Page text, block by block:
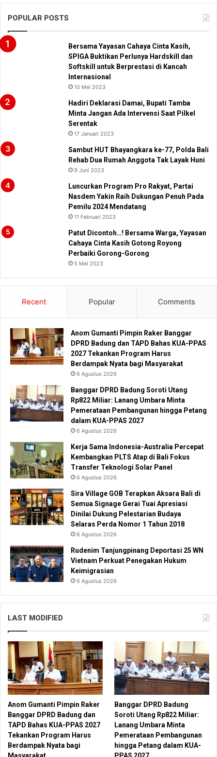
POPULAR POSTS
Bersama Yayasan Cahaya Cinta Kasih,
SPIGA Buktikan Perlunya Hardskill dan
Softskill untuk Berprestasi di Kancah
Internasional
10 Mei 2023
Hadiri Deklarasi Damai, Bupati Tamba
Minta Jangan Ada Intervensi Saat Pilkel
Serentak
17 Januari 2023
Sambut HUT Bhayangkara ke-77, Polda Bali
Rehab Dua Rumah Anggota Tak Layak Huni
9 Juni 2023
Luncurkan Program Pro Rakyat, Partai
Nasdem Yakin Raih Dukungan Penuh Pada
Pemilu 2024 Mendatang
11 Februari 2023
Patut Dicontoh…! Bersama Warga, Yayasan
Cahaya Cinta Kasih Gotong Royong
Perbaiki Gorong-Gorong
5 Mei 2023
Recent Popular Comments
Anom Gumanti Pimpin Raker Banggar
DPRD Badung dan TAPD Bahas KUA-PPAS
2027 Tekankan Program Harus
Berdampak Nyata bagi Masyarakat
6 Agustus 2026
Banggar DPRD Badung Soroti Utang
Rp822 Miliar: Lanang Umbara Minta
Pemerataan Pembangunan hingga Petang
dalam KUA-PPAS 2027
6 Agustus 2026
Kerja Sama Indonesia-Australia Percepat
Kembangkan PLTS Atap di Bali Fokus
Transfer Teknologi Solar Panel
6 Agustus 2026
Sira Village GOB Terapkan Aksara Bali di
Semua Signage Gerai Tuai Apresiasi
Dinilai Dukung Pelestarian Budaya
Selaras Perda Nomor 1 Tahun 2018
6 Agustus 2026
Rudenim Tanjungpinang Deportasi 25 WN
Vietnam Perkuat Penegakan Hukum
Keimigrasian
6 Agustus 2026
LAST MODIFIED
Anom Gumanti Pimpin Raker
Banggar DPRD Badung dan
TAPD Bahas KUA-PPAS 2027
Tekankan Program Harus
Berdampak Nyata bagi
Banggar DPRD Badung
Soroti Utang Rp822 Miliar:
Lanang Umbara Minta
Pemerataan Pembangunan
hingga Petang dalam KUA-